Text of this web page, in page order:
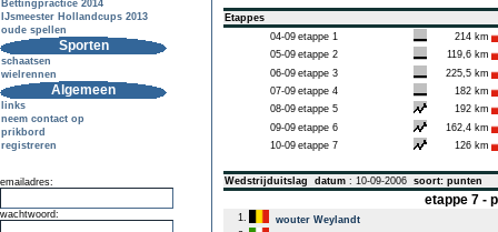
Bettingpractice 2014
IJsmeester Hollandcups 2013
oude spellen
Sporten
schaatsen
wielrennen
Algemeen
links
neem contact op
prikbord
registreren
emailadres:
wachtwoord:
Etappes
04-09 etappe 1
214 km
05-09 etappe 2
119,6 km
06-09 etappe 3
225,5 km
07-09 etappe 4
182 km
08-09 etappe 5
192 km
09-09 etappe 6
162,4 km
10-09 etappe 7 126 km
Wedstrijduitslag datum : 10-09-2006 soort: punten
etappe 7 -
1.
wouter Weylandt